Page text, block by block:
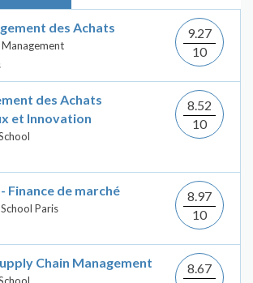
des Achats
9.27
10
des Achats
et Innovation
8.52
10
Finance de marché
Paris
8.97
10
Chain Management
8.67